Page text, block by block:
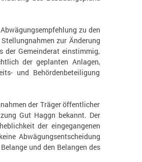
zu den
zur Änderung
der Gemeinderat einstimmig,
der geplanten Anlagen,
und Behördenbeteiligung
der Träger öffentlicher
Gut Haggn bekannt. Der
der eingegangenen
Abwägungsentscheidung
und den Belangen des